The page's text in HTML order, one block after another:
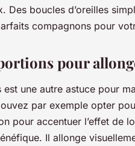
Des boucles d’oreilles
compagnons pour
pour
une autre astuce pour
par exemple opter
pour accentuer l’effet de
Il allonge